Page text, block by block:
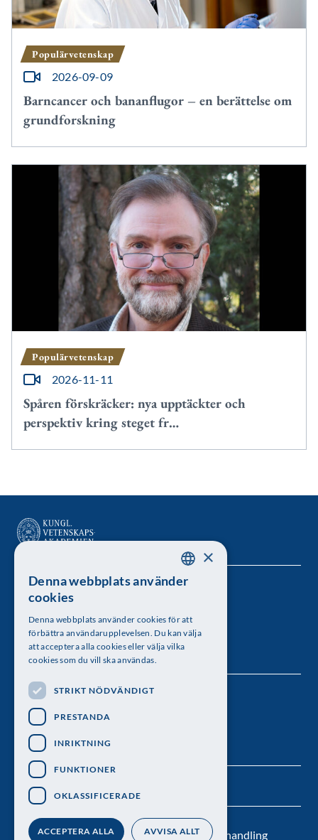
Populärvetenskap
2026-09-09
Barncancer och bananflugor – en berättelse om
grundforskning
Populärvetenskap
2026-11-11
Spåren förskräcker: nya upptäckter och
perspektiv kring steget fr…
Kungl. Vetenskapsakademien
Besöksadress: Lilla Frescativägen 4A
Telefon: 08-673 95 00
Kontakt Nyhetsbrev Personuppgiftsbehandling
Följ oss
SWEDISH
×
Denna webbplats använder
cookies
Denna webbplats använder cookies för att
förbättra användarupplevelsen. Du kan välja
att acceptera alla cookies eller välja vilka
cookies som du vill ska användas.
STRIKT NÖDVÄNDIGT
PRESTANDA
INRIKTNING
FUNKTIONER
OKLASSIFICERADE
ACCEPTERA ALLA AVVISA ALLT